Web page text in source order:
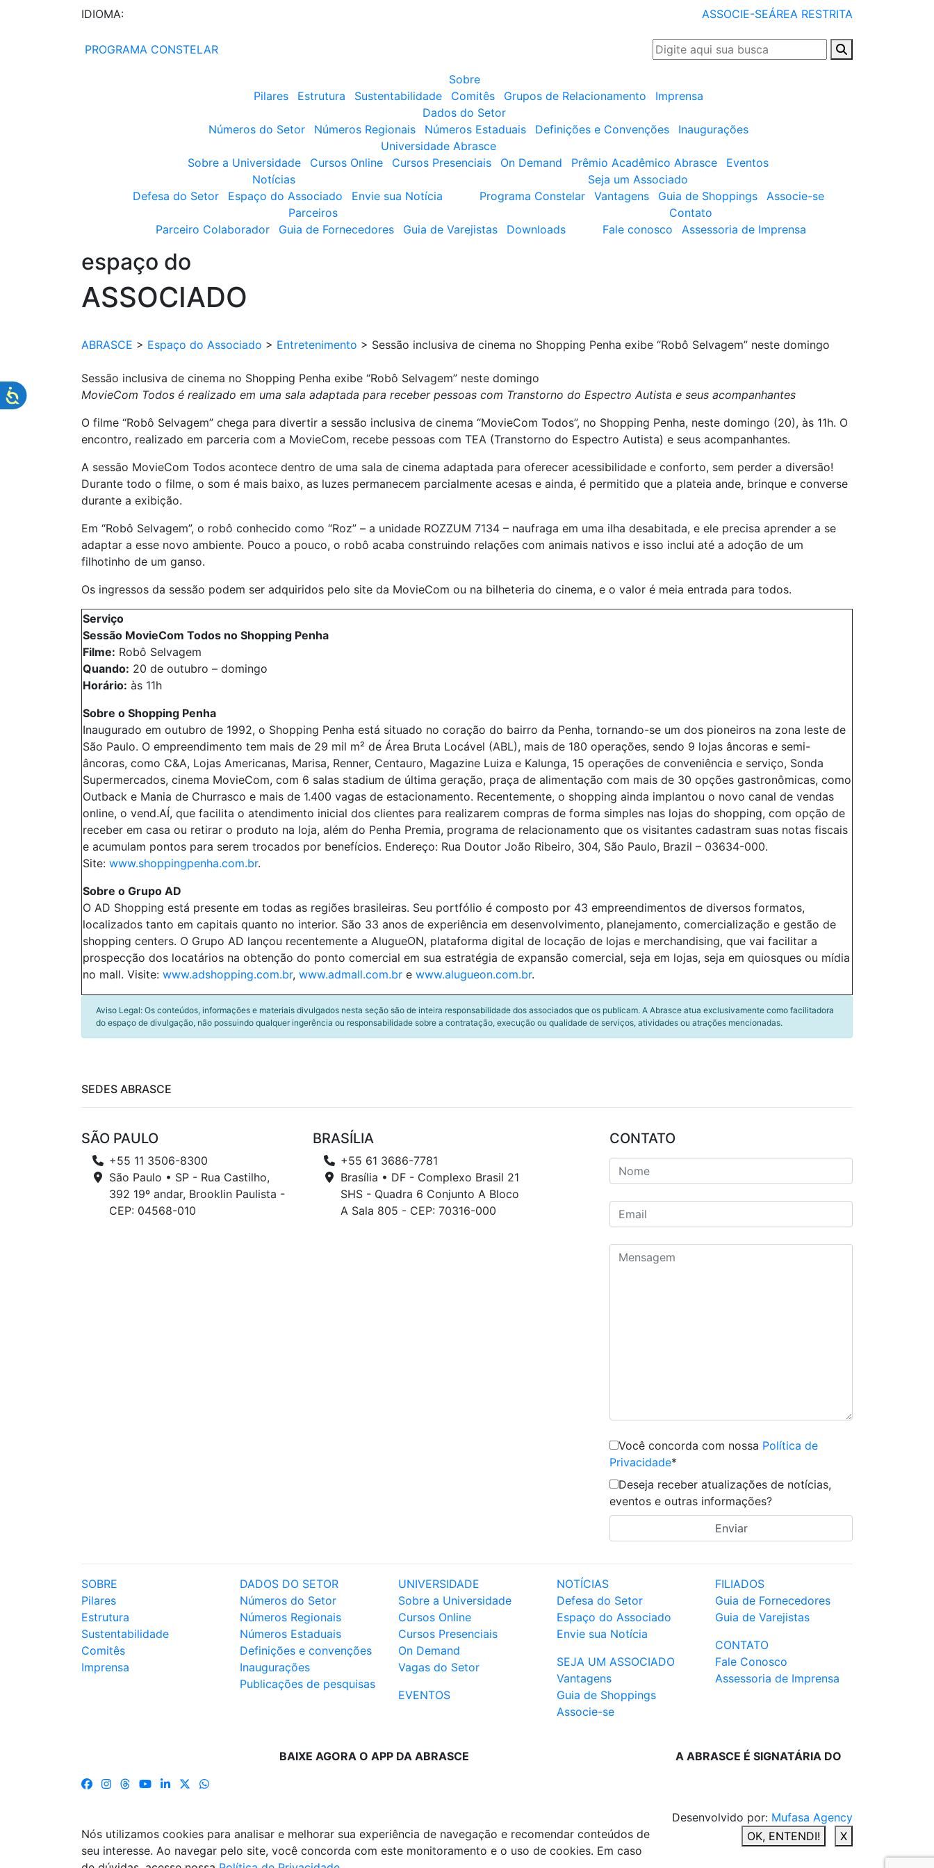
IDIOMA: ASSOCIE-SEÁREA RESTRITA
PROGRAMA CONSTELAR
Sobre
Pilares
Estrutura Sustentabilidade Comitês Grupos de Relacionamento
Imprensa
Dados do Setor
Números do Setor
Números Regionais Números Estaduais Definições e Convenções
Inaugurações
Universidade Abrasce
Sobre a Universidade
Cursos Online Cursos Presenciais On Demand Prêmio Acadêmico Abrasce
Eventos
Notícias
Defesa do Setor
Espaço do Associado Envie sua Notícia
Seja um Associado
Programa Constelar
Vantagens Guia de Shoppings
Associe-se
Parceiros
Parceiro Colaborador
Guia de Fornecedores Guia de Varejistas Downloads
Contato
Fale conosco
Assessoria de Imprensa
espaço do
ASSOCIADO
ABRASCE > Espaço do Associado > Entretenimento > Sessão inclusiva de cinema no Shopping Penha exibe “Robô Selvagem” neste domingo
Sessão inclusiva de cinema no Shopping Penha exibe “Robô Selvagem” neste domingo
MovieCom Todos é realizado em uma sala adaptada para receber pessoas com Transtorno do Espectro Autista e seus acompanhantes
O filme “Robô Selvagem” chega para divertir a sessão inclusiva de cinema “MovieCom Todos”, no Shopping Penha, neste domingo (20), às 11h. O
encontro, realizado em parceria com a MovieCom, recebe pessoas com TEA (Transtorno do Espectro Autista) e seus acompanhantes.
A sessão MovieCom Todos acontece dentro de uma sala de cinema adaptada para oferecer acessibilidade e conforto, sem perder a diversão!
Durante todo o filme, o som é mais baixo, as luzes permanecem parcialmente acesas e ainda, é permitido que a plateia ande, brinque e converse
durante a exibição.
Em “Robô Selvagem”, o robô conhecido como “Roz” – a unidade ROZZUM 7134 – naufraga em uma ilha desabitada, e ele precisa aprender a se
adaptar a esse novo ambiente. Pouco a pouco, o robô acaba construindo relações com animais nativos e isso inclui até a adoção de um
filhotinho de um ganso.
Os ingressos da sessão podem ser adquiridos pelo site da MovieCom ou na bilheteria do cinema, e o valor é meia entrada para todos.
Serviço
Sessão MovieCom Todos no Shopping Penha
Filme: Robô Selvagem
Quando: 20 de outubro – domingo
Horário: às 11h
Sobre o Shopping Penha
Inaugurado em outubro de 1992, o Shopping Penha está situado no coração do bairro da Penha, tornando-se um dos pioneiros na zona leste de
São Paulo. O empreendimento tem mais de 29 mil m² de Área Bruta Locável (ABL), mais de 180 operações, sendo 9 lojas âncoras e semi-
âncoras, como C&A, Lojas Americanas, Marisa, Renner, Centauro, Magazine Luiza e Kalunga, 15 operações de conveniência e serviço, Sonda
Supermercados, cinema MovieCom, com 6 salas stadium de última geração, praça de alimentação com mais de 30 opções gastronômicas, como
Outback e Mania de Churrasco e mais de 1.400 vagas de estacionamento. Recentemente, o shopping ainda implantou o novo canal de vendas
online, o vend.AÍ, que facilita o atendimento inicial dos clientes para realizarem compras de forma simples nas lojas do shopping, com opção de
receber em casa ou retirar o produto na loja, além do Penha Premia, programa de relacionamento que os visitantes cadastram suas notas fiscais
e acumulam pontos para serem trocados por benefícios. Endereço: Rua Doutor João Ribeiro, 304, São Paulo, Brazil – 03634-000.
Site: www.shoppingpenha.com.br.
Sobre o Grupo AD
O AD Shopping está presente em todas as regiões brasileiras. Seu portfólio é composto por 43 empreendimentos de diversos formatos,
localizados tanto em capitais quanto no interior. São 33 anos de experiência em desenvolvimento, planejamento, comercialização e gestão de
shopping centers. O Grupo AD lançou recentemente a AlugueON, plataforma digital de locação de lojas e merchandising, que vai facilitar a
prospecção dos locatários na obtenção do ponto comercial em sua estratégia de expansão comercial, seja em lojas, seja em quiosques ou mídia
no mall. Visite: www.adshopping.com.br, www.admall.com.br e www.alugueon.com.br.
Aviso Legal: Os conteúdos, informações e materiais divulgados nesta seção são de inteira responsabilidade dos associados que os publicam. A Abrasce atua exclusivamente como facilitadora
do espaço de divulgação, não possuindo qualquer ingerência ou responsabilidade sobre a contratação, execução ou qualidade de serviços, atividades ou atrações mencionadas.
SEDES ABRASCE
SÃO PAULO
+55 11 3506-8300
São Paulo • SP - Rua Castilho,
392 19º andar, Brooklin Paulista -
CEP: 04568-010
BRASÍLIA
+55 61 3686-7781
Brasília • DF - Complexo Brasil 21
SHS - Quadra 6 Conjunto A Bloco
A Sala 805 - CEP: 70316-000
CONTATO
Você concorda com nossa Política de
Privacidade*
Deseja receber atualizações de notícias,
eventos e outras informações?
SOBRE
Pilares
Estrutura
Sustentabilidade
Comitês
Imprensa
DADOS DO SETOR
Números do Setor
Números Regionais
Números Estaduais
Definições e convenções
Inaugurações
Publicações de pesquisas
UNIVERSIDADE
Sobre a Universidade
Cursos Online
Cursos Presenciais
On Demand
Vagas do Setor
EVENTOS
NOTÍCIAS
Defesa do Setor
Espaço do Associado
Envie sua Notícia
SEJA UM ASSOCIADO
Vantagens
Guia de Shoppings
Associe-se
FILIADOS
Guia de Fornecedores
Guia de Varejistas
CONTATO
Fale Conosco
Assessoria de Imprensa
BAIXE AGORA O APP DA ABRASCE A ABRASCE É SIGNATÁRIA DO
Desenvolvido por: Mufasa Agency
Nós utilizamos cookies para analisar e melhorar sua experiência de navegação e recomendar conteúdos de
seu interesse. Ao navegar pelo site, você concorda com este monitoramento e o uso de cookies. Em caso
OK, ENTENDI! X